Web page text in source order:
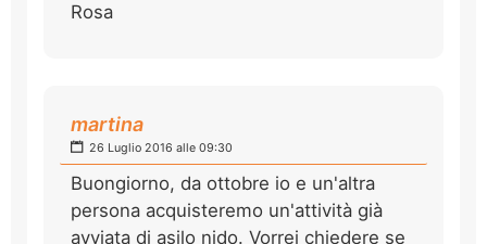
Rosa
martina
26 Luglio 2016 alle 09:30
Buongiorno, da ottobre io e un'altra
persona acquisteremo un'attività già
avviata di asilo nido. Vorrei chiedere se